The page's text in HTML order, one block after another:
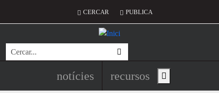
Menú del compte d'usuari
CERCAR PUBLICA
Cerca
Navegació principal de
notícies recursos Show main menu